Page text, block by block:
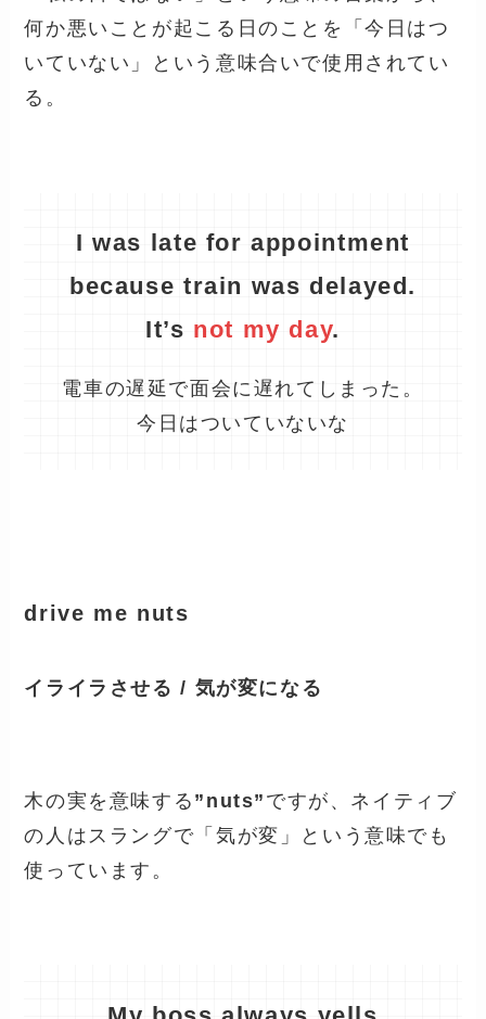
何か悪いことが起こる日のことを「今日はつ
いていない」という意味合いで使用されてい
る。
I was late for appointment
because train was delayed.
It’s not my day.
電車の遅延で面会に遅れてしまった。
今日はついていないな
drive me nuts
イライラさせる / 気が変になる
木の実を意味する ” nuts” ですが、ネイティブ
の人はスラングで「気が変」という意味でも
使っています。